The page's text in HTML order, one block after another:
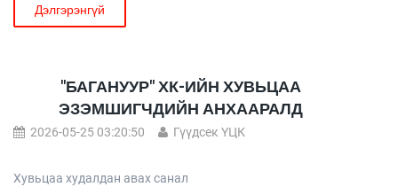
Дэлгэрэнгүй
"БАГАНУУР" ХК-ИЙН ХУВЬЦАА
ЭЗЭМШИГЧДИЙН АНХААРАЛД
2026-05-25 03:20:50 Гүүдсек ҮЦК
Хувьцаа худалдан авах санал